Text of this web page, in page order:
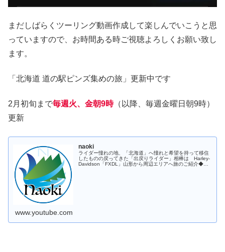
まだしばらくツーリング動画作成して楽しんでいこうと思
っていますので、お時間ある時ご視聴よろしくお願い致し
ます。
「北海道 道の駅ピンズ集めの旅」更新中です
2月初旬まで毎週火、金朝9時（以降、毎週金曜日朝9時）
更新
naoki
ライダー憧れの地、「北海道」へ憧れと希望を持って移住
したものの戻ってきた「出戻りライダー」相棒は Harley-
Davidson「FXDL」山形から周辺エリアへ旅のご紹介◆バ
www.youtube.com